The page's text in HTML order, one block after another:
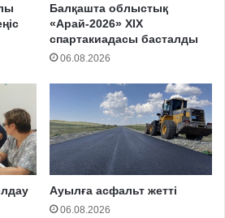
Балқашта облыстық
«Арай-2026» XIX
спартакиадасы басталды
06.08.2026
Ауылға асфальт жетті
06.08.2026